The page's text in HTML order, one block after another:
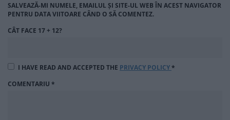
SALVEAZĂ-MI NUMELE, EMAILUL ȘI SITE-UL WEB ÎN ACEST NAVIGATOR
PENTRU DATA VIITOARE CÂND O SĂ COMENTEZ.
CÂT FACE 17 + 12?
I HAVE READ AND ACCEPTED THE PRIVACY POLICY*
COMENTARIU *